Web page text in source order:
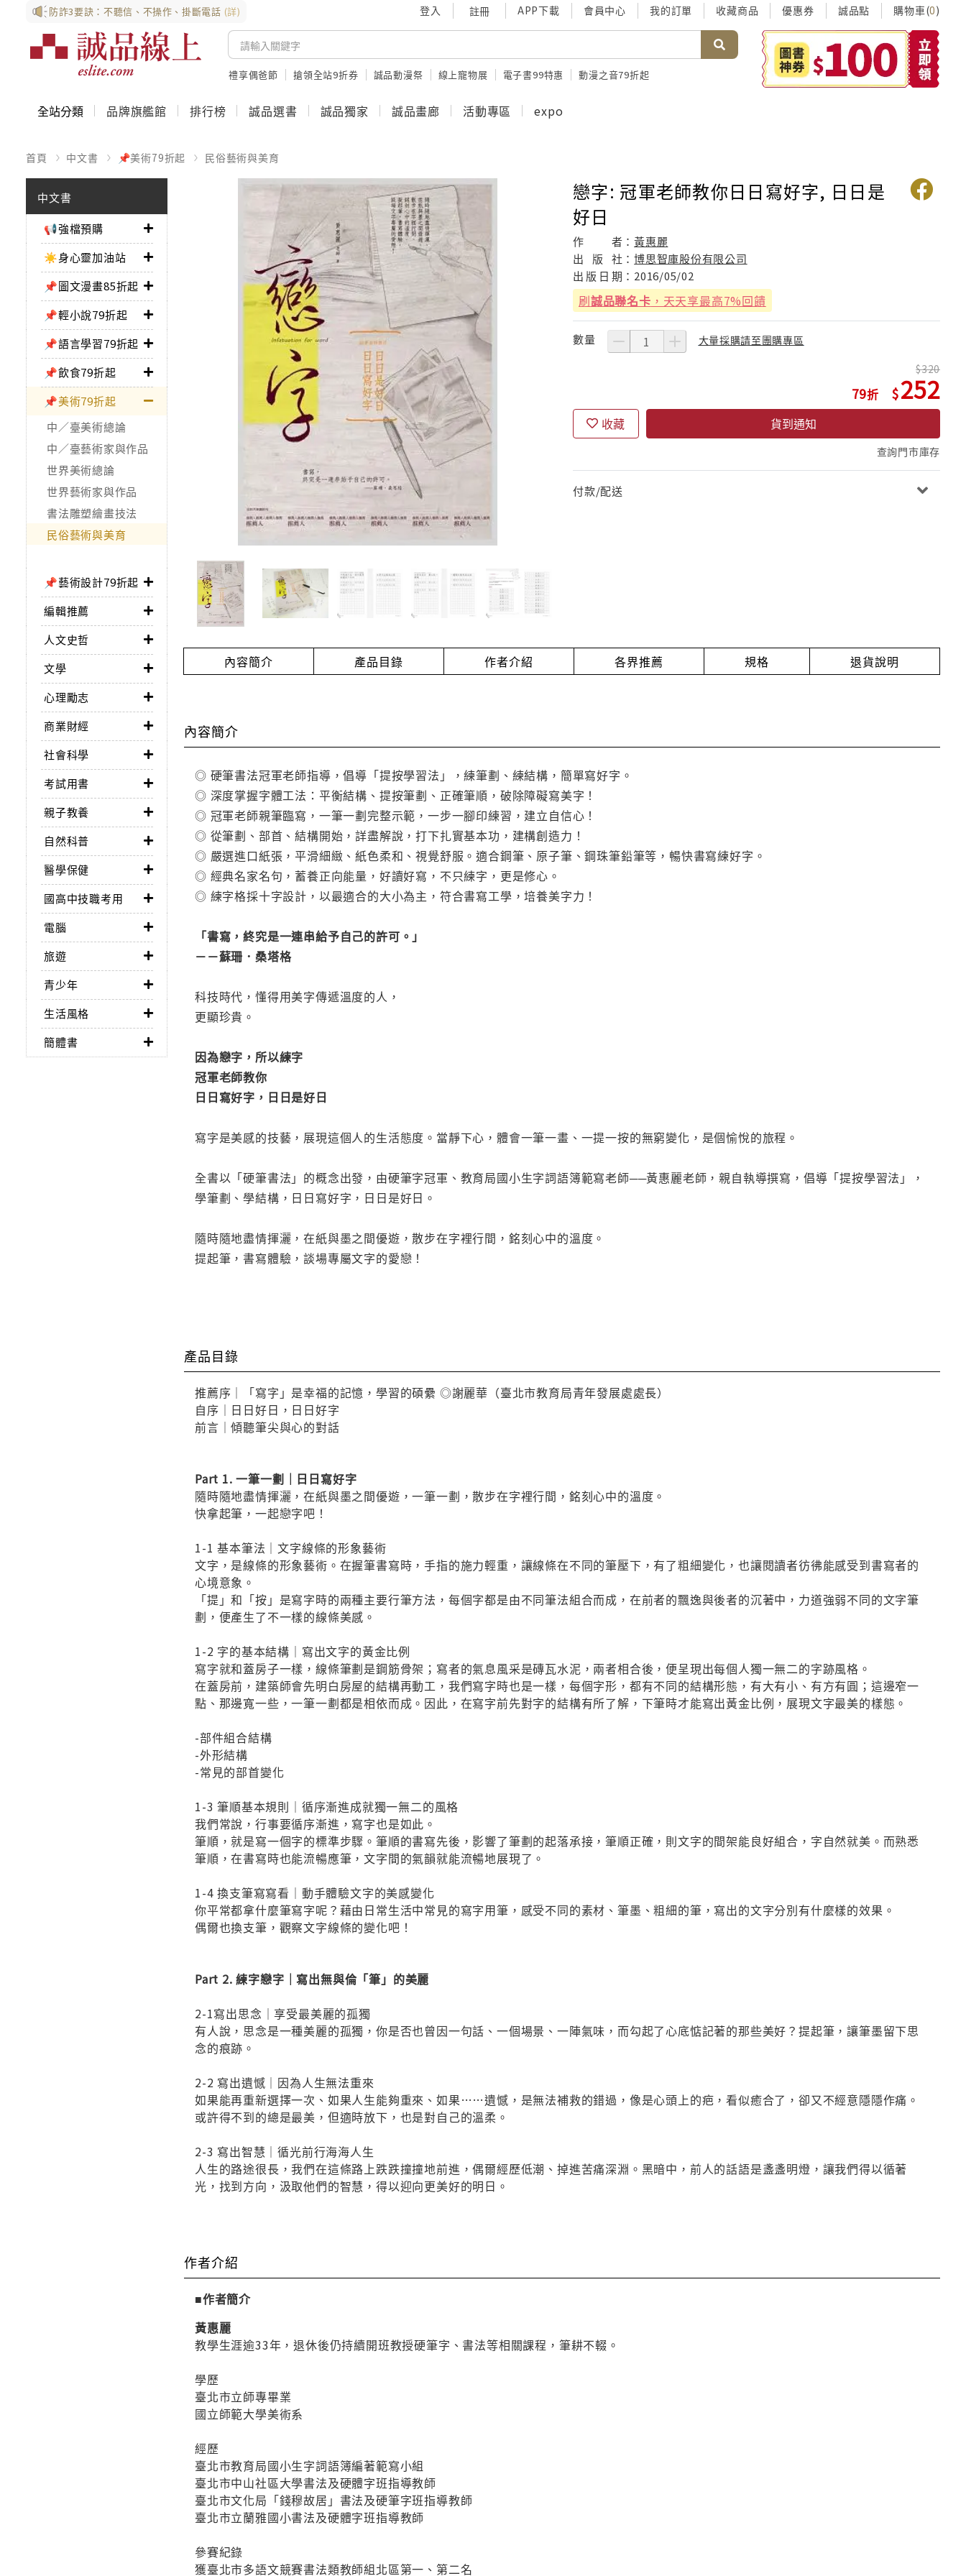
防詐3要訣：不聽信、不操作、掛斷電話 (詳) 登入 註冊 APP下載 會員中心 我的訂單 收藏商品 優惠券 誠品點 購物車(0)
禮享偶爸節 搶領全站9折券 誠品動漫祭 線上寵物展 電子書99特惠 動漫之音79折起
全站分類 品牌旗艦館 排行榜 誠品選書 誠品獨家 誠品畫廊 活動專區 expo
首頁 中文書 📌美術79折起 民俗藝術與美育
中文書
📢強檔預購
☀️身心靈加油站
📌圖文漫畫85折起
📌輕小說79折起
📌語言學習79折起
📌飲食79折起
📌美術79折起
中／臺美術總論
中／臺藝術家與作品
世界美術總論
世界藝術家與作品
書法雕塑繪畫技法
民俗藝術與美育
📌藝術設計79折起
編輯推薦
人文史哲
文學
心理勵志
商業財經
社會科學
考試用書
親子教養
自然科普
醫學保健
國高中技職考用
電腦
旅遊
青少年
生活風格
簡體書
戀字: 冠軍老師教你日日寫好字, 日日是
好日
作 者：黃惠麗
出
版 社：博思智庫股份有限公司
出 版 日 期： 2016/05/02
刷誠品聯名卡 ，天天享最高7%回饋
數量 大量採購請至團購專區
79
320
252
收藏 貨到通知
查詢門市庫存
付款/配送
內容簡介 產品目錄 作者介紹 各界推薦 規格 退貨說明
內容簡介
◎ 硬筆書法冠軍老師指導，倡導「提按學習法」，練筆劃、練結構，簡單寫好字。
◎ 深度掌握字體工法：平衡結構、提按筆劃、正確筆順，破除障礙寫美字！
◎ 冠軍老師親筆臨寫，一筆一劃完整示範，一步一腳印練習，建立自信心！
◎ 從筆劃、部首、結構開始，詳盡解說，打下扎實基本功，建構創造力！
◎ 嚴選進口紙張，平滑細緻、紙色柔和、視覺舒服。適合鋼筆、原子筆、鋼珠筆鉛筆等，暢快書寫練好字。
◎ 經典名家名句，蓄養正向能量，好讀好寫，不只練字，更是修心。
◎ 練字格採十字設計，以最適合的大小為主，符合書寫工學，培養美字力！
「書寫，終究是一連串給予自己的許可。」
－－蘇珊．桑塔格
科技時代，懂得用美字傳遞溫度的人，
更顯珍貴。
因為戀字，所以練字
冠軍老師教你
日日寫好字，日日是好日
寫字是美感的技藝，展現這個人的生活態度。當靜下心，體會一筆一畫、一提一按的無窮變化，是個愉悅的旅程。
全書以「硬筆書法」的概念出發，由硬筆字冠軍、教育局國小生字詞語簿範寫老師──黃惠麗老師，親自執導撰寫，倡導「提按學習法」，
學筆劃、學結構，日日寫好字，日日是好日。
隨時隨地盡情揮灑，在紙與墨之間優遊，散步在字裡行間，銘刻心中的溫度。
提起筆，書寫體驗，談場專屬文字的愛戀！
產品目錄
推薦序｜「寫字」是幸福的記憶，學習的碩纍 ◎謝麗華（臺北市教育局青年發展處處長）
自序｜日日好日，日日好字
前言｜傾聽筆尖與心的對話
Part 1. 一筆一劃｜日日寫好字
隨時隨地盡情揮灑，在紙與墨之間優遊，一筆一劃，散步在字裡行間，銘刻心中的溫度。
快拿起筆，一起戀字吧！
1-1 基本筆法｜文字線條的形象藝術
文字，是線條的形象藝術。在握筆書寫時，手指的施力輕重，讓線條在不同的筆壓下，有了粗細變化，也讓閱讀者彷彿能感受到書寫者的
心境意象。
「提」和「按」是寫字時的兩種主要行筆方法，每個字都是由不同筆法組合而成，在前者的飄逸與後者的沉著中，力道強弱不同的文字筆
劃，便產生了不一樣的線條美感。
1-2 字的基本結構｜寫出文字的黃金比例
寫字就和蓋房子一樣，線條筆劃是鋼筋骨架；寫者的氣息風采是磚瓦水泥，兩者相合後，便呈現出每個人獨一無二的字跡風格。
在蓋房前，建築師會先明白房屋的結構再動工，我們寫字時也是一樣，每個字形，都有不同的結構形態，有大有小、有方有圓；這邊窄一
點、那邊寬一些，一筆一劃都是相依而成。因此，在寫字前先對字的結構有所了解，下筆時才能寫出黃金比例，展現文字最美的樣態。
-部件組合結構
-外形結構
-常見的部首變化
1-3 筆順基本規則｜循序漸進成就獨一無二的風格
我們常說，行事要循序漸進，寫字也是如此。
筆順，就是寫一個字的標準步驟。筆順的書寫先後，影響了筆劃的起落承接，筆順正確，則文字的間架能良好組合，字自然就美。而熟悉
筆順，在書寫時也能流暢應筆，文字間的氣韻就能流暢地展現了。
1-4 換支筆寫寫看｜動手體驗文字的美感變化
你平常都拿什麼筆寫字呢？藉由日常生活中常見的寫字用筆，感受不同的素材、筆墨、粗細的筆，寫出的文字分別有什麼樣的效果。
偶爾也換支筆，觀察文字線條的變化吧！
Part 2. 練字戀字｜寫出無與倫「筆」的美麗
2-1寫出思念｜享受最美麗的孤獨
有人說，思念是一種美麗的孤獨，你是否也曾因一句話、一個場景、一陣氣味，而勾起了心底惦記著的那些美好？提起筆，讓筆墨留下思
念的痕跡。
2-2 寫出遺憾｜因為人生無法重來
如果能再重新選擇一次、如果人生能夠重來、如果……遺憾，是無法補救的錯過，像是心頭上的疤，看似癒合了，卻又不經意隱隱作痛。
或許得不到的總是最美，但適時放下，也是對自己的溫柔。
2-3 寫出智慧｜循光前行海海人生
人生的路途很長，我們在這條路上跌跌撞撞地前進，偶爾經歷低潮、掉進苦痛深淵。黑暗中，前人的話語是盞盞明燈，讓我們得以循著
光，找到方向，汲取他們的智慧，得以迎向更美好的明日。
作者介紹
■作者簡介
黃惠麗
教學生涯逾33年，退休後仍持續開班教授硬筆字、書法等相關課程，筆耕不輟。
學歷
臺北市立師專畢業
國立師範大學美術系
經歷
臺北市教育局國小生字詞語簿編著範寫小組
臺北市中山社區大學書法及硬體字班指導教師
臺北市文化局「錢穆故居」書法及硬筆字班指導教師
臺北市立蘭雅國小書法及硬體字班指導教師
參賽紀錄
獲臺北市多語文競賽書法類教師組北區第一、第二名